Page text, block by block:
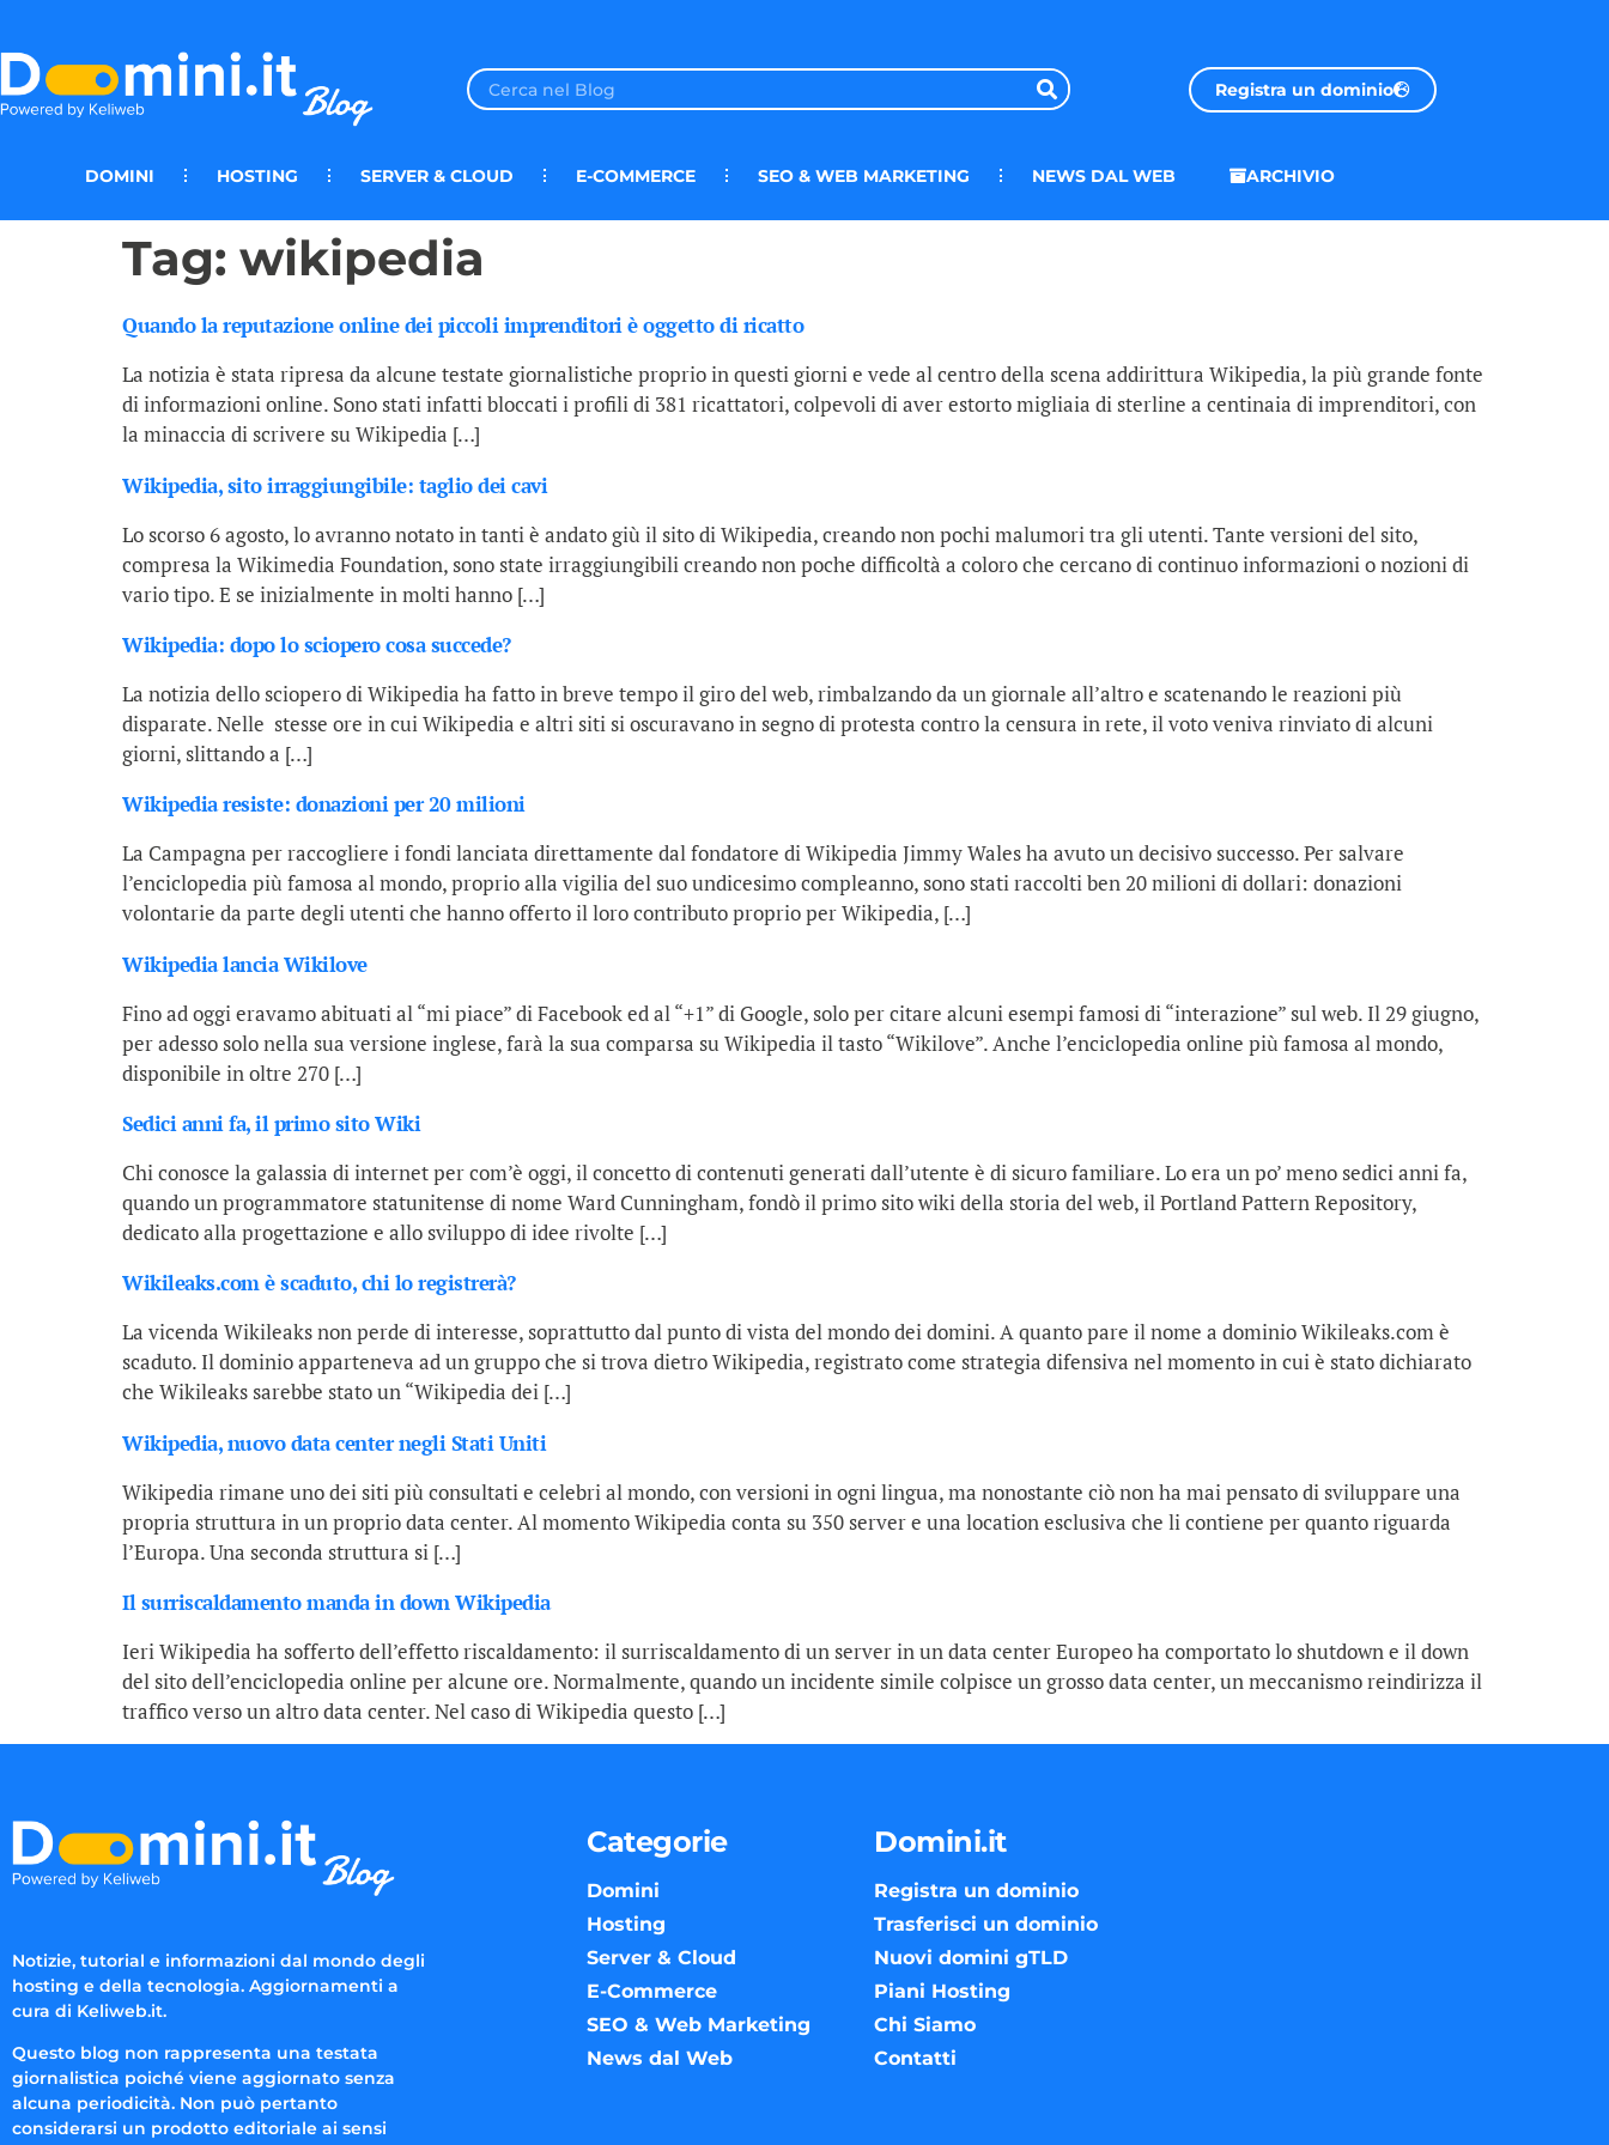
Registra un dominio
DOMINI HOSTING SERVER & CLOUD E-COMMERCE SEO & WEB MARKETING NEWS DAL WEB ARCHIVIO
Tag: wikipedia
Quando la reputazione online dei piccoli imprenditori è oggetto di ricatto
La notizia è stata ripresa da alcune testate giornalistiche proprio in questi giorni e vede al centro della scena addirittura Wikipedia, la più grande fonte
di informazioni online. Sono stati infatti bloccati i profili di 381 ricattatori, colpevoli di aver estorto migliaia di sterline a centinaia di imprenditori, con
la minaccia di scrivere su Wikipedia […]
Wikipedia, sito irraggiungibile: taglio dei cavi
Lo scorso 6 agosto, lo avranno notato in tanti è andato giù il sito di Wikipedia, creando non pochi malumori tra gli utenti. Tante versioni del sito,
compresa la Wikimedia Foundation, sono state irraggiungibili creando non poche difficoltà a coloro che cercano di continuo informazioni o nozioni di
vario tipo. E se inizialmente in molti hanno […]
Wikipedia: dopo lo sciopero cosa succede?
La notizia dello sciopero di Wikipedia ha fatto in breve tempo il giro del web, rimbalzando da un giornale all’altro e scatenando le reazioni più
disparate. Nelle stesse ore in cui Wikipedia e altri siti si oscuravano in segno di protesta contro la censura in rete, il voto veniva rinviato di alcuni
giorni, slittando a […]
Wikipedia resiste: donazioni per 20 milioni
La Campagna per raccogliere i fondi lanciata direttamente dal fondatore di Wikipedia Jimmy Wales ha avuto un decisivo successo. Per salvare
l’enciclopedia più famosa al mondo, proprio alla vigilia del suo undicesimo compleanno, sono stati raccolti ben 20 milioni di dollari: donazioni
volontarie da parte degli utenti che hanno offerto il loro contributo proprio per Wikipedia, […]
Wikipedia lancia Wikilove
Fino ad oggi eravamo abituati al “mi piace” di Facebook ed al “+1” di Google, solo per citare alcuni esempi famosi di “interazione” sul web. Il 29 giugno,
per adesso solo nella sua versione inglese, farà la sua comparsa su Wikipedia il tasto “Wikilove”. Anche l’enciclopedia online più famosa al mondo,
disponibile in oltre 270 […]
Sedici anni fa, il primo sito Wiki
Chi conosce la galassia di internet per com’è oggi, il concetto di contenuti generati dall’utente è di sicuro familiare. Lo era un po’ meno sedici anni fa,
quando un programmatore statunitense di nome Ward Cunningham, fondò il primo sito wiki della storia del web, il Portland Pattern Repository,
dedicato alla progettazione e allo sviluppo di idee rivolte […]
Wikileaks.com è scaduto, chi lo registrerà?
La vicenda Wikileaks non perde di interesse, soprattutto dal punto di vista del mondo dei domini. A quanto pare il nome a dominio Wikileaks.com è
scaduto. Il dominio apparteneva ad un gruppo che si trova dietro Wikipedia, registrato come strategia difensiva nel momento in cui è stato dichiarato
che Wikileaks sarebbe stato un “Wikipedia dei […]
Wikipedia, nuovo data center negli Stati Uniti
Wikipedia rimane uno dei siti più consultati e celebri al mondo, con versioni in ogni lingua, ma nonostante ciò non ha mai pensato di sviluppare una
propria struttura in un proprio data center. Al momento Wikipedia conta su 350 server e una location esclusiva che li contiene per quanto riguarda
l’Europa. Una seconda struttura si […]
Il surriscaldamento manda in down Wikipedia
Ieri Wikipedia ha sofferto dell’effetto riscaldamento: il surriscaldamento di un server in un data center Europeo ha comportato lo shutdown e il down
del sito dell’enciclopedia online per alcune ore. Normalmente, quando un incidente simile colpisce un grosso data center, un meccanismo reindirizza il
traffico verso un altro data center. Nel caso di Wikipedia questo […]
Notizie, tutorial e informazioni dal mondo degli
hosting e della tecnologia. Aggiornamenti a
cura di Keliweb.it.
Questo blog non rappresenta una testata
giornalistica poiché viene aggiornato senza
alcuna periodicità. Non può pertanto
considerarsi un prodotto editoriale ai sensi
Categorie
Domini
Hosting
Server & Cloud
E-Commerce
SEO & Web Marketing
News dal Web
Domini.it
Registra un dominio
Trasferisci un dominio
Nuovi domini gTLD
Piani Hosting
Chi Siamo
Contatti